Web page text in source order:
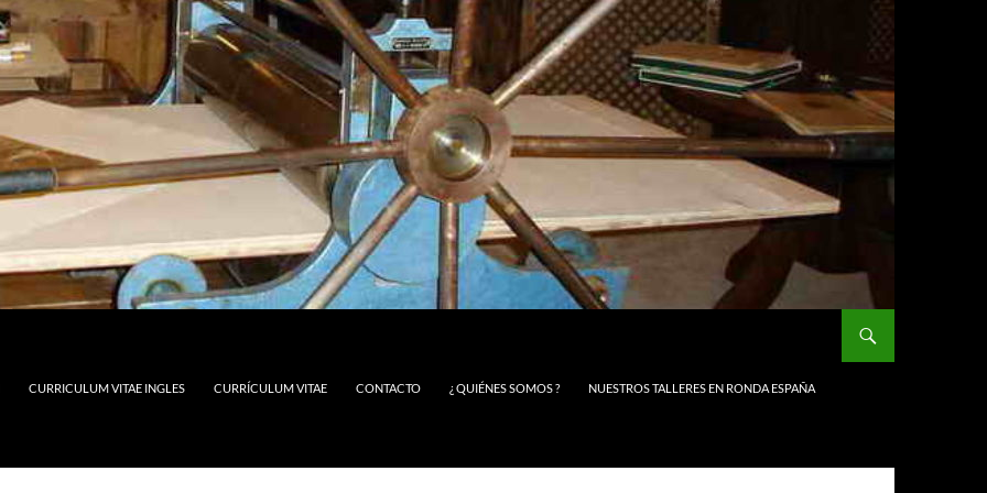
CURRICULUM VITAE INGLES CURRÍCULUM VITAE CONTACTO ¿ QUIÉNES SOMOS ? NUESTROS TALLERES EN RONDA ESPAÑA